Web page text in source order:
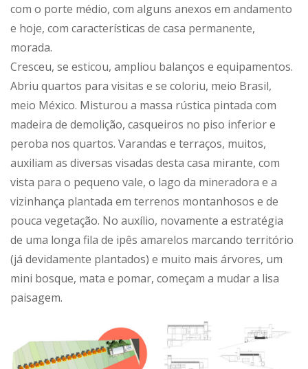
com o porte médio, com alguns anexos em andamento
e hoje, com características de casa permanente,
morada.
Cresceu, se esticou, ampliou balanços e equipamentos.
Abriu quartos para visitas e se coloriu, meio Brasil,
meio México. Misturou a massa rústica pintada com
madeira de demolição, casqueiros no piso inferior e
peroba nos quartos. Varandas e terraços, muitos,
auxiliam as diversas visadas desta casa mirante, com
vista para o pequeno vale, o lago da mineradora e a
vizinhança plantada em terrenos montanhosos e de
pouca vegetação. No auxílio, novamente a estratégia
de uma longa fila de ipês amarelos marcando território
(já devidamente plantados) e muito mais árvores, um
mini bosque, mata e pomar, começam a mudar a lisa
paisagem.